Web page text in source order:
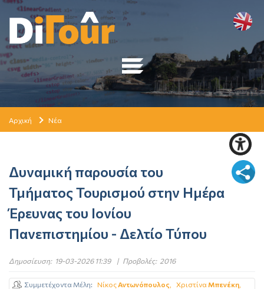
Αρχική Νέα
Δυναμική παρουσία του
Τμήματος Τουρισμού στην Ημέρα
Έρευνας του Ιονίου
Πανεπιστημίου - Δελτίο Τύπου
Δημοσίευση: 19-03-2026 11:39 | Προβολές: 2016
Συμμετέχοντα Μέλη Νίκος Αντωνόπουλος Χριστίνα Μπενέκη